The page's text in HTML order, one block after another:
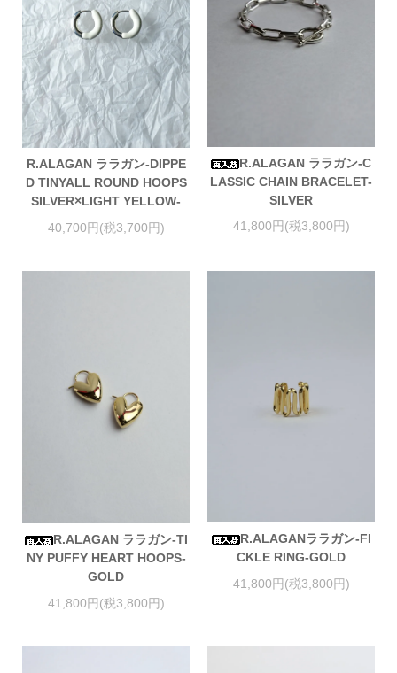
R.ALAGAN ララガン-DIPPE
D TINYALL ROUND HOOPS
SILVER×LIGHT YELLOW-
40,700円(税3,700円)
R.ALAGAN ララガン-C
LASSIC CHAIN BRACELET-
SILVER
41,800円(税3,800円)
R.ALAGAN ララガン-TI
NY PUFFY HEART HOOPS-
GOLD
41,800円(税3,800円)
R.ALAGANララガン-FI
CKLE RING-GOLD
41,800円(税3,800円)